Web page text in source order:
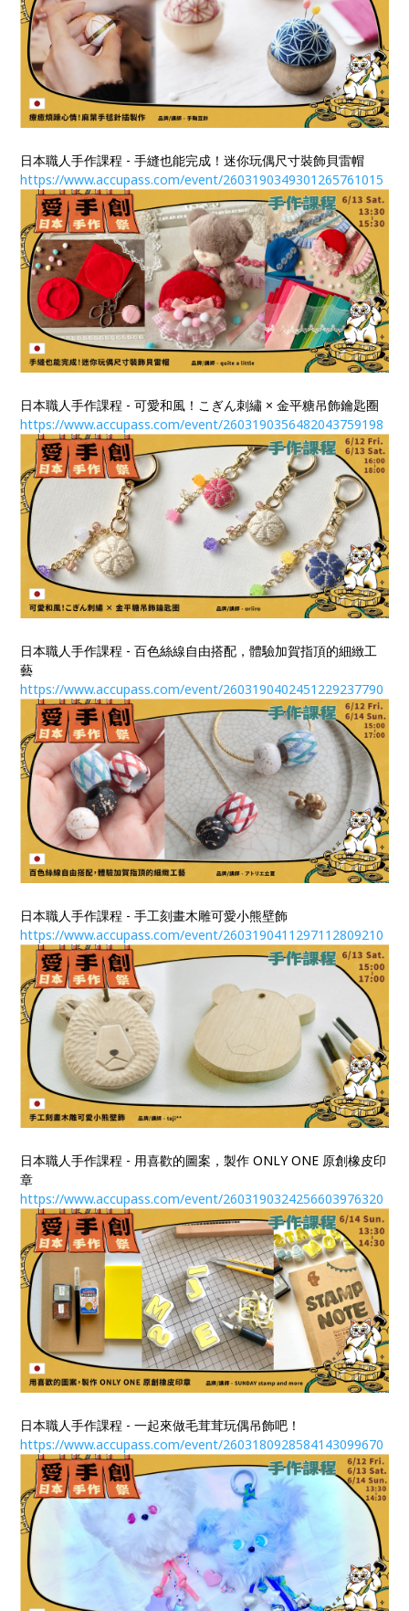
日本職人手作課程 - 手縫也能完成！迷你玩偶尺寸裝飾貝雷帽
https://www.accupass.com/event/2603190349301265761015
日本職人手作課程 - 可愛和風！こぎん刺繡 × 金平糖吊飾鑰匙圈
https://www.accupass.com/event/2603190356482043759198
日本職人手作課程 - 百色絲線自由搭配，體驗加賀指頂的細緻工
藝
https://www.accupass.com/event/2603190402451229237790​
日本職人手作課程 - 手工刻畫木雕可愛小熊壁飾
https://www.accupass.com/event/2603190411297112809210
日本職人手作課程 - 用喜歡的圖案，製作 ONLY ONE 原創橡皮印
章
https://www.accupass.com/event/2603190324256603976320
日本職人手作課程 - 一起來做毛茸茸玩偶吊飾吧！
https://www.accupass.com/event/2603180928584143099670